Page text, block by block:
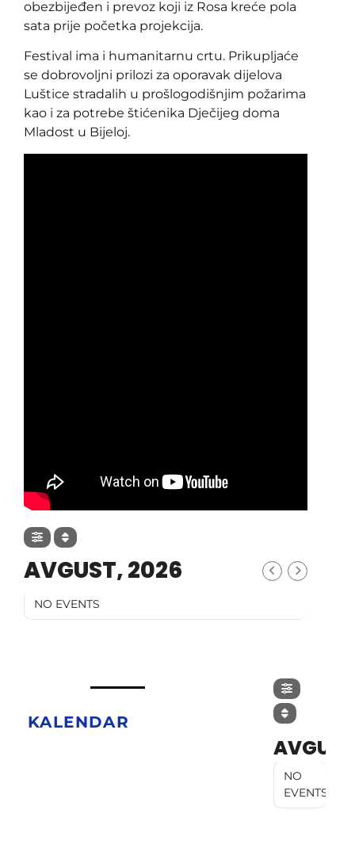
obezbijeđen i prevoz koji iz Rosa kreće pola
sata prije početka projekcija.
Festival ima i humanitarnu crtu. Prikupljaće
se dobrovoljni prilozi za oporavak dijelova
Luštice stradalih u prošlogodišnjim požarima
kao i za potrebe štićenika Dječijeg doma
Mladost u Bijeloj.
AVGUST, 2026
NO EVENTS
KALENDAR
AVGUST
NO
EVENTS